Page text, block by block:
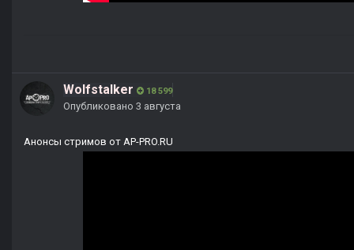
Wolfstalker 18 599
Опубликовано 3 августа
Анонсы стримов от AP-PRO.RU